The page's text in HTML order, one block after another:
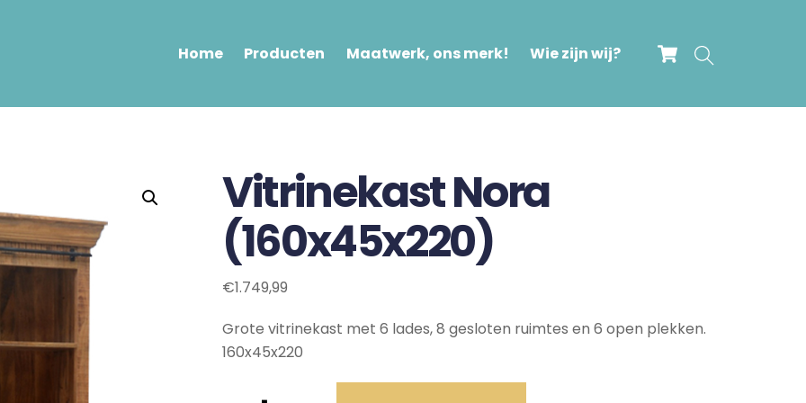
Cart
Home Producten Maatwerk, ons merk! Wie zijn wij?
Vitrinekast Nora
(160x45x220)
€1.749,99
Grote vitrinekast met 6 lades, 8 gesloten ruimtes en 6 open plekken.
160x45x220